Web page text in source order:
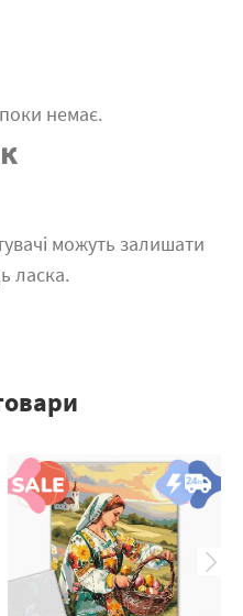
немає.
можуть залишати
ласка.